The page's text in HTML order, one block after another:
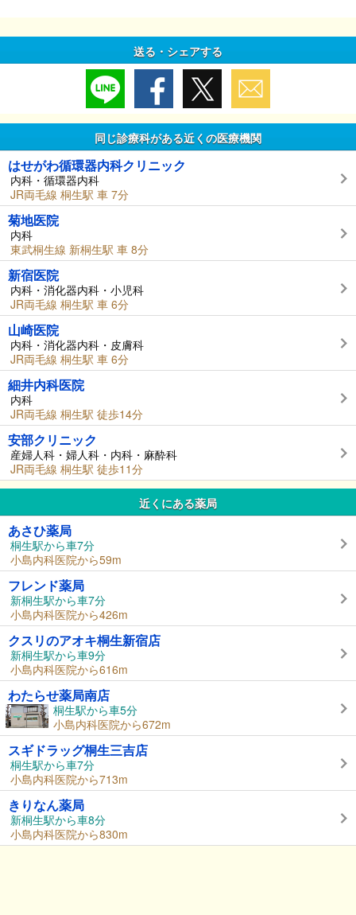
送る・シェアする
同じ診療科がある近くの医療機関
はせがわ循環器内科クリニック
内科・循環器内科
JR両毛線 桐生駅 車 7分
菊地医院
内科
東武桐生線 新桐生駅 車 8分
新宿医院
内科・消化器内科・小児科
JR両毛線 桐生駅 車 6分
山崎医院
内科・消化器内科・皮膚科
JR両毛線 桐生駅 車 6分
細井内科医院
内科
JR両毛線 桐生駅 徒歩14分
安部クリニック
産婦人科・婦人科・内科・麻酔科
JR両毛線 桐生駅 徒歩11分
近くにある薬局
あさひ薬局
桐生駅から車7分
小島内科医院から59m
フレンド薬局
新桐生駅から車7分
小島内科医院から426m
クスリのアオキ桐生新宿店
新桐生駅から車9分
小島内科医院から616m
わたらせ薬局南店
桐生駅から車5分
小島内科医院から672m
スギドラッグ桐生三吉店
桐生駅から車7分
小島内科医院から713m
きりなん薬局
新桐生駅から車8分
小島内科医院から830m